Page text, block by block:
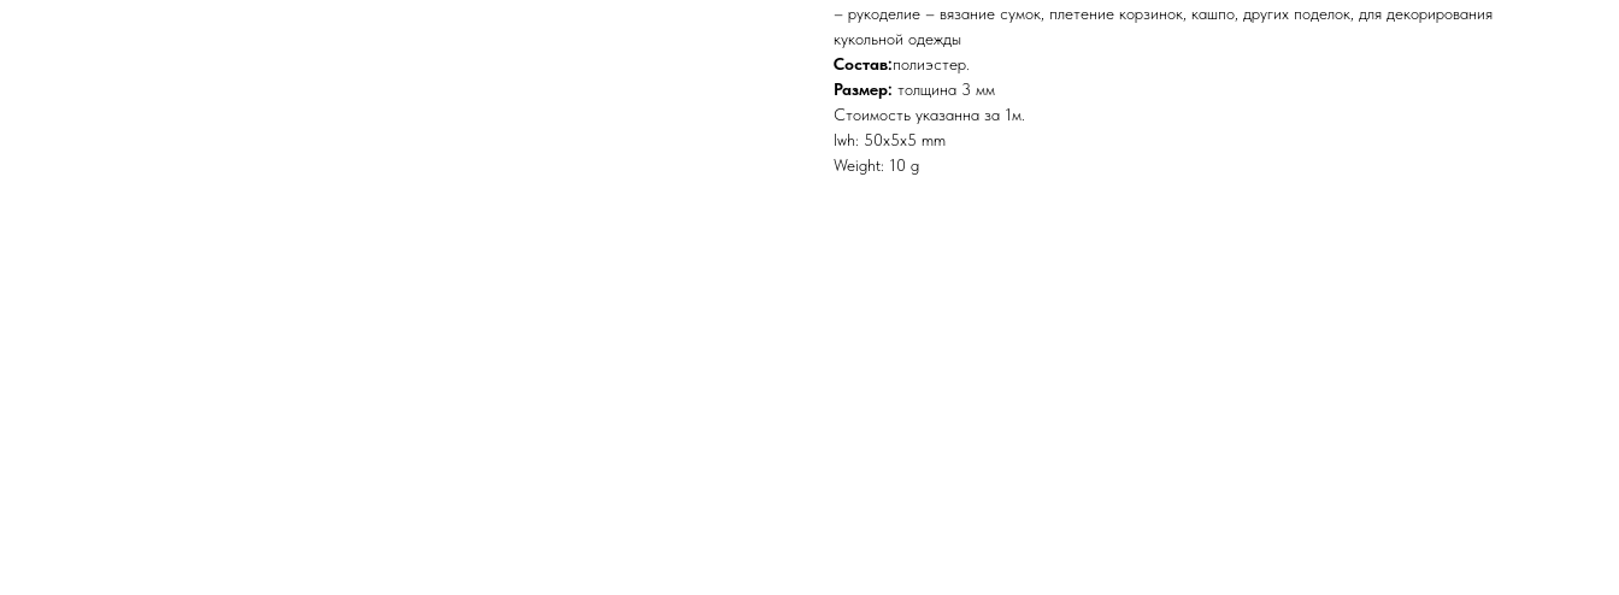
– рукоделие – вязание сумок, плетение корзинок, кашпо, других поделок, для декорирования
кукольной одежды
Состав:полиэстер.
Размер: толщина 3 мм
Стоимость указанна за 1м.
lwh: 50x5x5 mm
Weight: 10 g